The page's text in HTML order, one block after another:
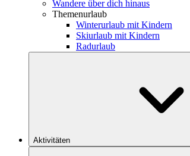
Wandere über dich hinaus
Themenurlaub
Winterurlaub mit Kindern
Skiurlaub mit Kindern
Radurlaub
Aktivitäten